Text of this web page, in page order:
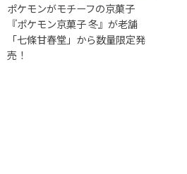
ポケモンがモチーフの京菓子
『ポケモン京菓子 冬』が老舗
「七條甘春堂」から数量限定発
売！